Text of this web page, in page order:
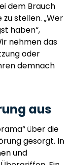
dem Brauch
stellen. „Wer
haben“,
nehmen das
oder
demnach
aus
über die
gesorgt. In
und